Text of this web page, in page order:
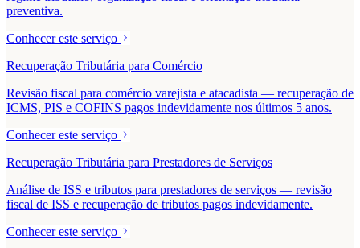
preventiva.
Conhecer este serviço
Recuperação Tributária para Comércio
Revisão fiscal para comércio varejista e atacadista — recuperação de
ICMS, PIS e COFINS pagos indevidamente nos últimos 5 anos.
Conhecer este serviço
Recuperação Tributária para Prestadores de Serviços
Análise de ISS e tributos para prestadores de serviços — revisão
fiscal de ISS e recuperação de tributos pagos indevidamente.
Conhecer este serviço